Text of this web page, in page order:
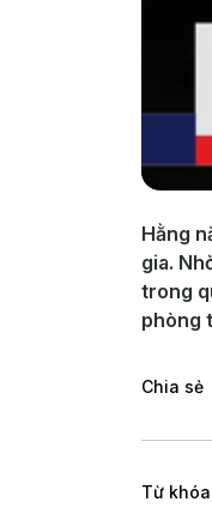
Hằng
gia.
trong
phòng
Chia sẻ
Từ